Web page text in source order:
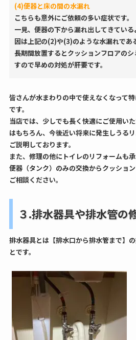
(4)便器と床の間の水漏れ
こちらも意外にご依頼の多い症状です。
一見、便器の下から漏れ出してきてい
因は上記の(2)や(3)のような水漏れであ
長期間放置するとクッションフロアの
すので早めの対処が肝要です。
皆さんが水まわりの中で使えなくなって
です。
当店では、少しでも長く快適にご使用い
はもちろん、今後近い将来に発生しうる
ご説明しております。
また、修理の他にトイレのリフォームも承
便器（タンク）のみの交換からクッショ
ご相談ください。
３.排水器具や排水管の
排水器具とは【排水口から排水管まで】
とです。